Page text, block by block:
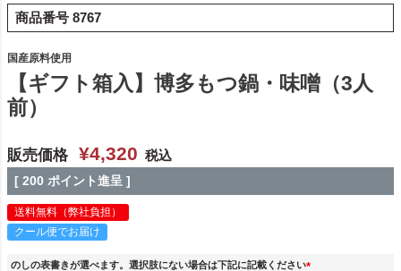
商品番号 8767
国産原料使用
【ギフト箱入】博多もつ鍋・味噌（3人
前）
販売価格 ¥4,320 税込
[ 200 ポイント進呈 ]
送料無料（弊社負担）
クール便でお届け
のしの表書きが選べます。選択肢にない場合は下記に記載ください